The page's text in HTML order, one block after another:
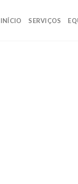
INÍCIO SERVIÇOS